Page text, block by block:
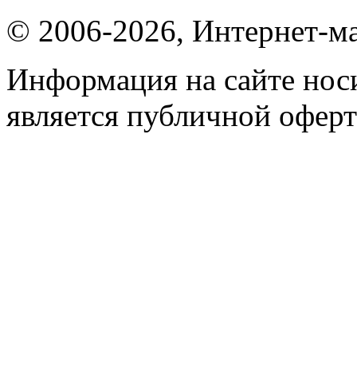
© 2006-2026, Интернет-
Информация на сайте
является публичной